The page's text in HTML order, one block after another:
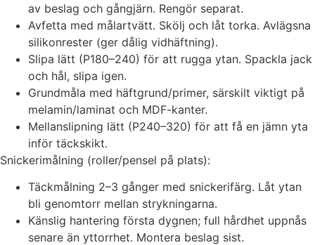
av beslag och gångjärn. Rengör separat.
Avfetta med målartvätt. Skölj och låt torka. Avlägsna
silikonrester (ger dålig vidhäftning).
Slipa lätt (P180–240) för att rugga ytan. Spackla jack
och hål, slipa igen.
Grundmåla med häftgrund/primer, särskilt viktigt på
melamin/laminat och MDF-kanter.
Mellanslipning lätt (P240–320) för att få en jämn yta
inför täckskikt.
Snickerimålning (roller/pensel på plats):
Täckmålning 2–3 gånger med snickerifärg. Låt ytan
bli genomtorr mellan strykningarna.
Känslig hantering första dygnen; full hårdhet uppnås
senare än yttorrhet. Montera beslag sist.